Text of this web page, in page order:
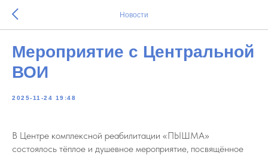
Новости
Мероприятие с Центральной
ВОИ
2025-11-24 19:48
В Центре комплексной реабилитации «ПЫШМА»
состоялось тёплое и душевное мероприятие, посвящённое